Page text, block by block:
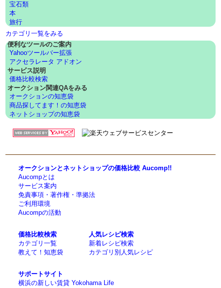
宝石類
本
旅行
カテゴリ一覧をみる
便利なツールのご案内
Yahooツールバー拡張
アクセラレータ アドオン
サービス説明
価格比較検索
オークション関連QAをみる
オークションの知恵袋
商品探してます！の知恵袋
ネットショップの知恵袋
オークションとネットショップの価格比較 Aucomp!!
Aucompとは
サービス案内
免責事項・著作権・準拠法
ご利用環境
Aucompの活動
価格比較検索
カテゴリ一覧
教えて！知恵袋
人気レシピ検索
新着レシピ検索
カテゴリ別人気レシピ
サポートサイト
横浜の新しい賃貸 Yokohama Life